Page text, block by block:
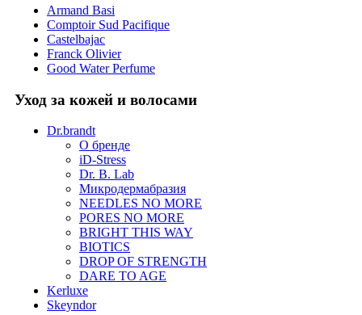
Armand Basi
Comptoir Sud Pacifique
Castelbajac
Franck Olivier
Good Water Perfume
Уход за кожей и волосами
Dr.brandt
О бренде
iD-Stress
Dr. B. Lab
Микродермабразия
NEEDLES NO MORE
PORES NO MORE
BRIGHT THIS WAY
BIOTICS
DROP OF STRENGTH
DARE TO AGE
Kerluxe
Skeyndor